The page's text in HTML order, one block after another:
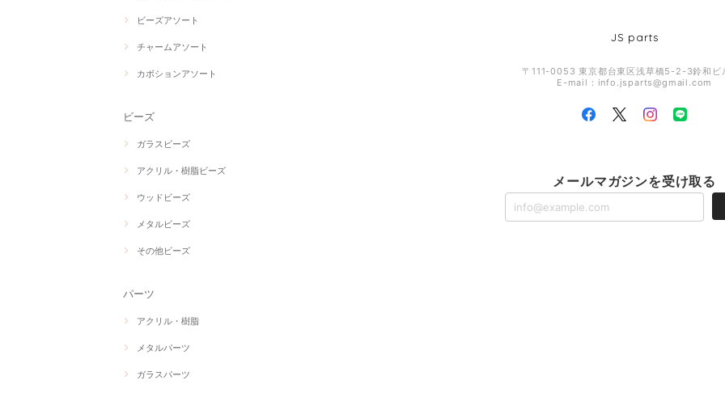
ビーズアソート
チャームアソート
カボションアソート
ビーズ
ガラスビーズ
アクリル・樹脂ビーズ
ウッドビーズ
メタルビーズ
その他ビーズ
パーツ
アクリル・樹脂
メタルパーツ
ガラスパーツ
JS parts
〒111-0053 東京都台東区浅草橋5-2-3鈴和ビ
E-mail： info.jsparts@gmail.com
メールマガジンを受け取る